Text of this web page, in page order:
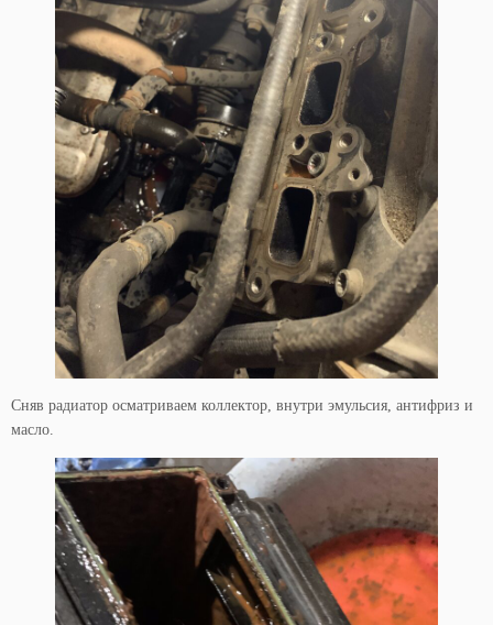
Сняв радиатор осматриваем коллектор, внутри эмульсия, антифриз и
масло.